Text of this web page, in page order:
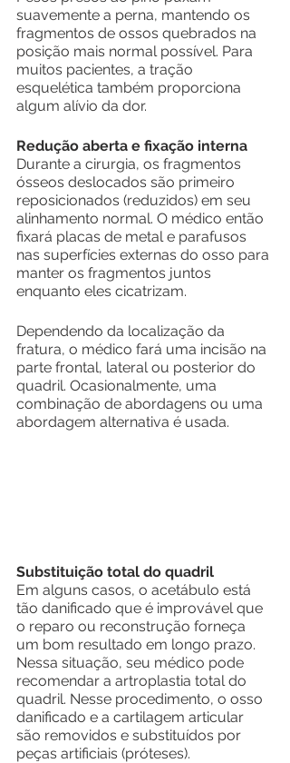
suavemente a perna, mantendo os
fragmentos de ossos quebrados na
posição mais normal possível. Para
muitos pacientes, a tração
esquelética também proporciona
algum alívio da dor.
Redução aberta e fixação interna
Durante a cirurgia, os fragmentos
ósseos deslocados são primeiro
reposicionados (reduzidos) em seu
alinhamento normal. O médico então
fixará placas de metal e parafusos
nas superfícies externas do osso para
manter os fragmentos juntos
enquanto eles cicatrizam.
Dependendo da localização da
fratura, o médico fará uma incisão na
parte frontal, lateral ou posterior do
quadril. Ocasionalmente, uma
combinação de abordagens ou uma
abordagem alternativa é usada.
Substituição total do quadril
Em alguns casos, o acetábulo está
tão danificado que é improvável que
o reparo ou reconstrução forneça
um bom resultado em longo prazo.
Nessa situação, seu médico pode
recomendar a artroplastia total do
quadril. Nesse procedimento, o osso
danificado e a cartilagem articular
são removidos e substituídos por
peças artificiais (próteses).